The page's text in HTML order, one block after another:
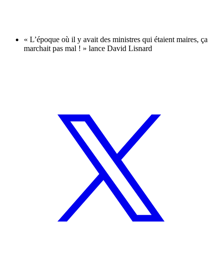
« L’époque où il y avait des ministres qui étaient maires, ça
marchait pas mal ! » lance David Lisnard